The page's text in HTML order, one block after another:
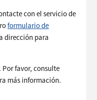
con el servicio de
formulario de
dirección para
Por favor, consulte
más información.